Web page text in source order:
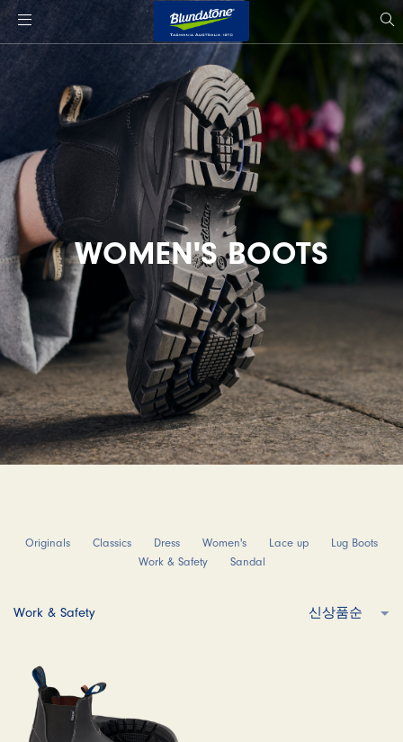
트
WOMEN'S BOOTS
Originals Classics Dress Women's Lace up
Lug Boots
Work & Safety
Sandal
Work & Safety